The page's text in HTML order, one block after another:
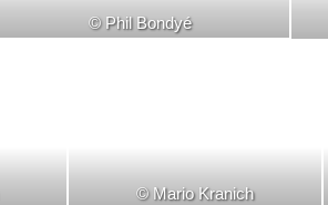
© Phil Bondyé
© Mario Kranich